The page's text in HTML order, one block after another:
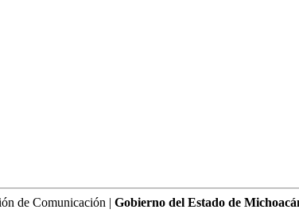
de Comunicación | Gobierno del Estado de